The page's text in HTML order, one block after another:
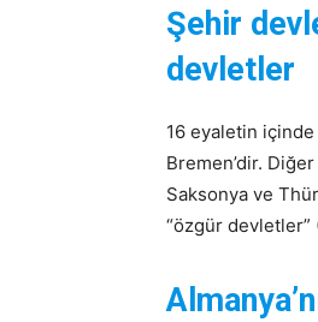
Şehir
devletler
16 eyaletin
Bremen’dir.
Saksonya ve
“özgür devletler”